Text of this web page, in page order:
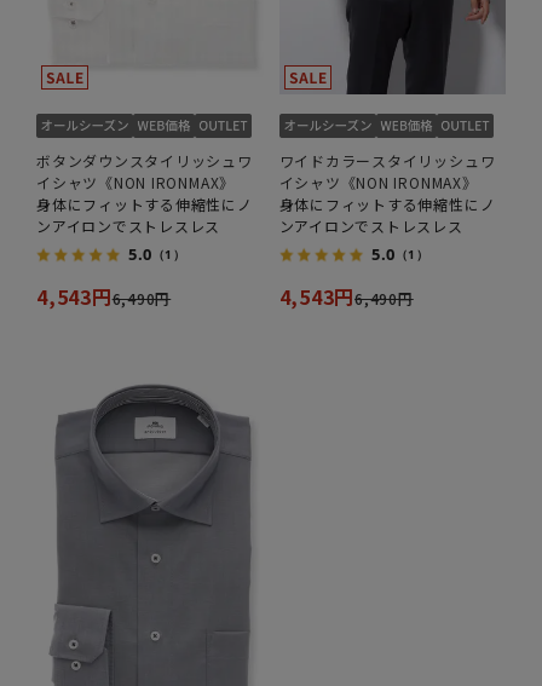
ボタンダウンスタイリッシュワ
イシャツ《NON IRONMAX》
身体にフィットする伸縮性にノ
ンアイロンでストレスレス
5.0 （1）
4,543円6,490円
ワイドカラースタイリッシュワ
イシャツ《NON IRONMAX》
身体にフィットする伸縮性にノ
ンアイロンでストレスレス
5.0 （1）
4,543円6,490円